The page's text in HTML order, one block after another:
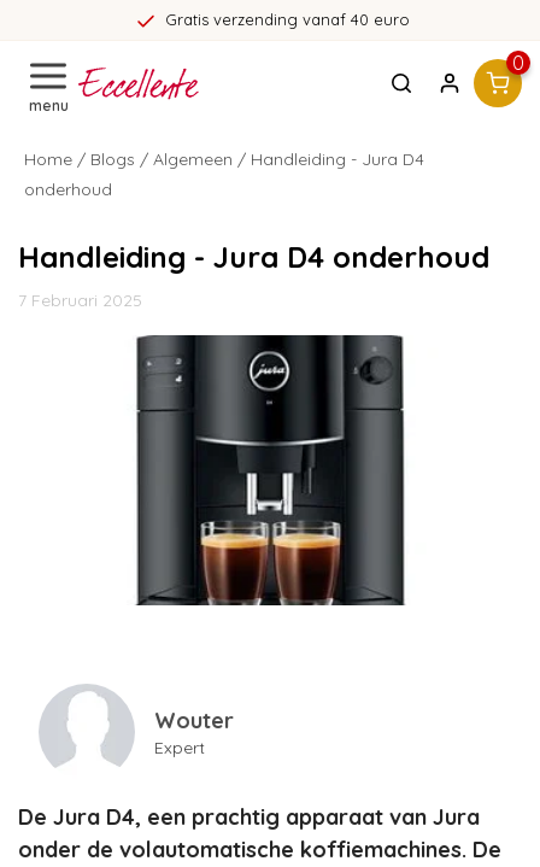
Gratis verzending vanaf 40 euro
menu
0
Home / Blogs / Algemeen / Handleiding - Jura D4
onderhoud
Handleiding - Jura D4 onderhoud
7 Februari 2025
Wouter
Expert
De Jura D4, een prachtig apparaat van Jura
onder de volautomatische koffiemachines. De